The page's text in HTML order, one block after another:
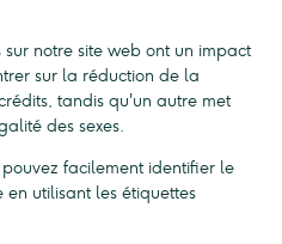
sur notre site web ont un impact
sur la réduction de la
tandis qu'un autre met
des sexes.
pouvez facilement identifier le
utilisant les étiquettes